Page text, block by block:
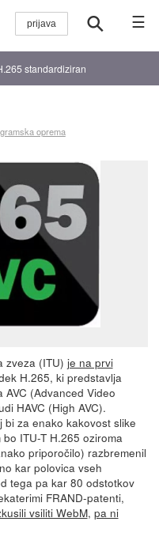
☰
standardiziran
oprema
zveza (ITU) je na prvi
H.265, ki predstavlja
(Advanced Video
HAVC (High AVC).
za enako kakovost slike
ITU-T H.265 oziroma
priporočilo) razbremenil
kar polovica vseh
tega pa kar 80 odstotkov
FRAND-patenti,
vsiliti WebM, pa ni